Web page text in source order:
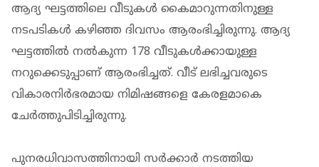
ആദ്യ ഘട്ടത്തിലെ വീടുകൾ കൈമാറുന്നതിനുള്ള
നടപടികൾ കഴിഞ്ഞ ദിവസം ആരംഭിച്ചിരുന്നു. ആദ്യ
ഘട്ടത്തിൽ നൽകുന്ന 178 വീടുകൾക്കായുള്ള
നറുക്കെടുപ്പാണ് ആരംഭിച്ചത്. വീട് ലഭിച്ചവരുടെ
വികാരനിർഭരമായ നിമിഷങ്ങളെ കേരളമാകെ
ചേർത്തുപിടിച്ചിരുന്നു.
പുനരധിവാസത്തിനായി സർക്കാർ നടത്തിയ